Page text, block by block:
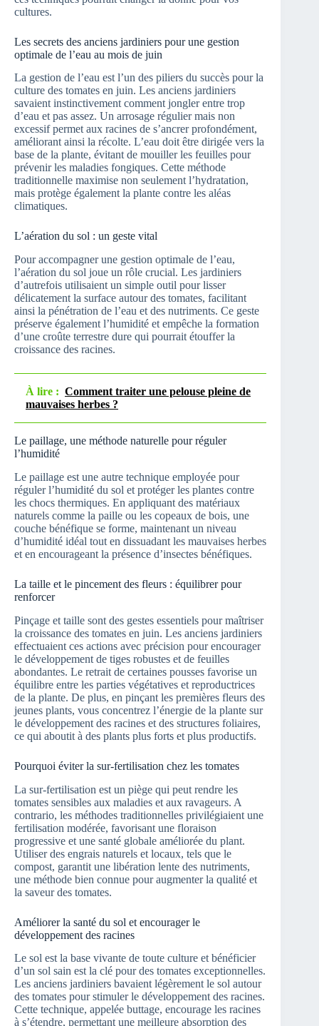
cultures.
Les secrets des anciens jardiniers pour une gestion
optimale de l’eau au mois de juin
La gestion de l’eau est l’un des piliers du succès pour la
culture des tomates en juin. Les anciens jardiniers
savaient instinctivement comment jongler entre trop
d’eau et pas assez. Un arrosage régulier mais non
excessif permet aux racines de s’ancrer profondément,
améliorant ainsi la récolte. L’eau doit être dirigée vers la
base de la plante, évitant de mouiller les feuilles pour
prévenir les maladies fongiques. Cette méthode
traditionnelle maximise non seulement l’hydratation,
mais protège également la plante contre les aléas
climatiques.
L’aération du sol : un geste vital
Pour accompagner une gestion optimale de l’eau,
l’aération du sol joue un rôle crucial. Les jardiniers
d’autrefois utilisaient un simple outil pour lisser
délicatement la surface autour des tomates, facilitant
ainsi la pénétration de l’eau et des nutriments. Ce geste
préserve également l’humidité et empêche la formation
d’une croûte terrestre dure qui pourrait étouffer la
croissance des racines.
À lire : Comment traiter une pelouse pleine de
mauvaises herbes ?
Le paillage, une méthode naturelle pour réguler
l’humidité
Le paillage est une autre technique employée pour
réguler l’humidité du sol et protéger les plantes contre
les chocs thermiques. En appliquant des matériaux
naturels comme la paille ou les copeaux de bois, une
couche bénéfique se forme, maintenant un niveau
d’humidité idéal tout en dissuadant les mauvaises herbes
et en encourageant la présence d’insectes bénéfiques.
La taille et le pincement des fleurs : équilibrer pour
renforcer
Pinçage et taille sont des gestes essentiels pour maîtriser
la croissance des tomates en juin. Les anciens jardiniers
effectuaient ces actions avec précision pour encourager
le développement de tiges robustes et de feuilles
abondantes. Le retrait de certaines pousses favorise un
équilibre entre les parties végétatives et reproductrices
de la plante. De plus, en pinçant les premières fleurs des
jeunes plants, vous concentrez l’énergie de la plante sur
le développement des racines et des structures foliaires,
ce qui aboutit à des plants plus forts et plus productifs.
Pourquoi éviter la sur-fertilisation chez les tomates
La sur-fertilisation est un piège qui peut rendre les
tomates sensibles aux maladies et aux ravageurs. A
contrario, les méthodes traditionnelles privilégiaient une
fertilisation modérée, favorisant une floraison
progressive et une santé globale améliorée du plant.
Utiliser des engrais naturels et locaux, tels que le
compost, garantit une libération lente des nutriments,
une méthode bien connue pour augmenter la qualité et
la saveur des tomates.
Améliorer la santé du sol et encourager le
développement des racines
Le sol est la base vivante de toute culture et bénéficier
d’un sol sain est la clé pour des tomates exceptionnelles.
Les anciens jardiniers bavaient légèrement le sol autour
des tomates pour stimuler le développement des racines.
Cette technique, appelée buttage, encourage les racines
à s’étendre, permettant une meilleure absorption des